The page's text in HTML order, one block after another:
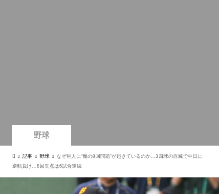
野球
記事 野球
なぜ巨人に“魔の8回問題”が起きているのか…3四球の自滅で中日に
逆転負け…8回失点は6試合連続